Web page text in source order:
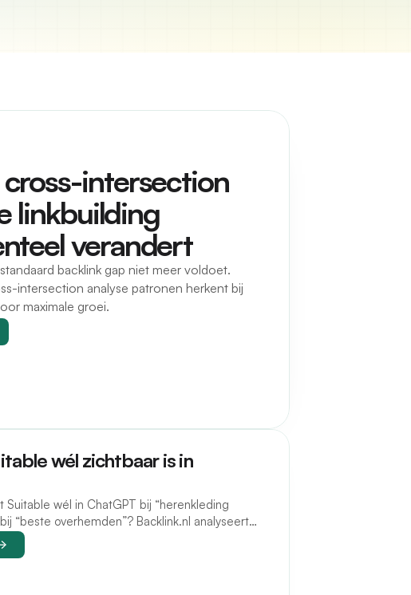
intersection
linkbuilding
verandert
backlink gap niet meer voldoet.
intersection analyse patronen herkent bij
maximale groei.
wél zichtbaar is in
Suitable wél in ChatGPT bij “herenkleding
“beste overhemden”? Backlink.nl analyseert